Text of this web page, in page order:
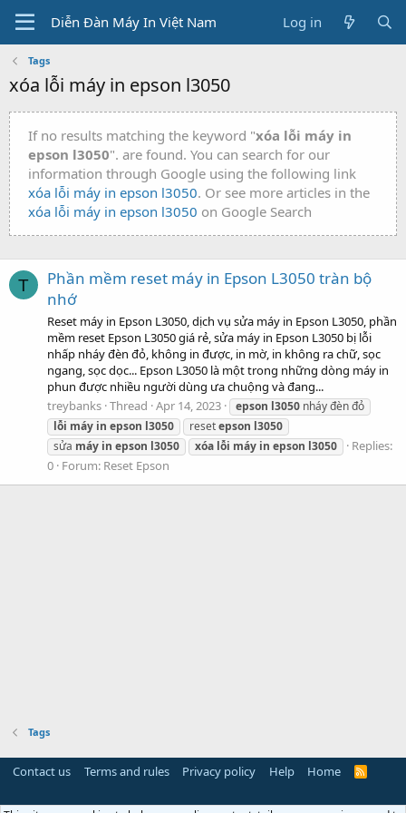
Diễn Đàn Máy In Việt Nam Log in
Tags
xóa lỗi máy in epson l3050
If no results matching the keyword "xóa lỗi máy in
epson l3050". are found. You can search for our
information through Google using the following link
xóa lỗi máy in epson l3050. Or see more articles in the
xóa lỗi máy in epson l3050 on Google Search
T
Phần mềm reset máy in Epson L3050 tràn bộ
nhớ
Reset máy in Epson L3050, dịch vụ sửa máy in Epson L3050, phần
mềm reset Epson L3050 giá rẻ, sửa máy in Epson L3050 bị lỗi
nhấp nháy đèn đỏ, không in được, in mờ, in không ra chữ, sọc
ngang, sọc dọc... Epson L3050 là một trong những dòng máy in
phun được nhiều người dùng ưa chuộng và đang...
treybanks Thread Apr 14, 2023 epson l3050 nháy đèn đỏ
lỗi máy in epson l3050 resetepson l3050
sửa máy in epson l3050 xóa lỗi máy in epson l3050
Replies:
0 Forum: Reset Epson
Tags
Contact us Terms and rules Privacy policy Help Home
R